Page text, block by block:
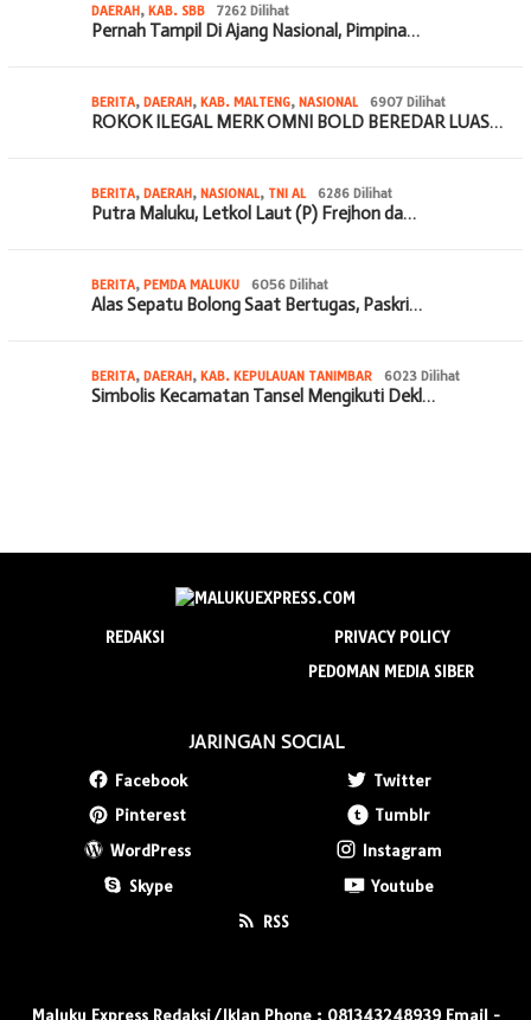
DAERAH, KAB. SBB 7262 Dilihat
Pernah Tampil Di Ajang Nasional, Pimpina…
BERITA, DAERAH, KAB. MALTENG, NASIONAL 6907 Dilihat
ROKOK ILEGAL MERK OMNI BOLD BEREDAR LUAS…
BERITA, DAERAH, NASIONAL, TNI AL 6286 Dilihat
Putra Maluku, Letkol Laut (P) Frejhon da…
BERITA, PEMDA MALUKU 6056 Dilihat
Alas Sepatu Bolong Saat Bertugas, Paskri…
BERITA, DAERAH, KAB. KEPULAUAN TANIMBAR 6023 Dilihat
Simbolis Kecamatan Tansel Mengikuti Dekl…
REDAKSI
PRIVACY POLICY
PEDOMAN MEDIA SIBER
JARINGAN SOCIAL
Facebook
Twitter
Pinterest
Tumblr
WordPress
Instagram
Skype
Youtube
RSS
Maluku Express Redaksi/Iklan Phone : 081343248939 Email -